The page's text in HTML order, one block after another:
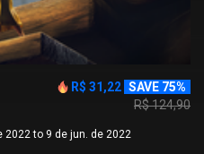
R$ 31,22 SAVE 75%
R$ 124,90
2022 to 9 de jun. de 2022